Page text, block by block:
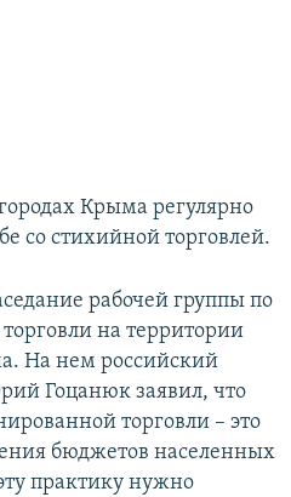
Крыма регулярно
со стихийной торговлей.
рабочей группы по
на территории
На нем российский
Гоцанюк заявил, что
торговли – это
бюджетов населенных
практику нужно